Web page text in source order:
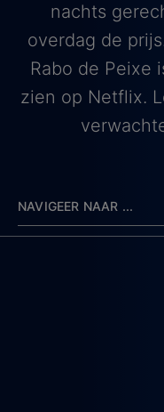
nachts
overdag de
Rabo de Peixe
zien op Netflix.
NAVIGEER NAAR ...